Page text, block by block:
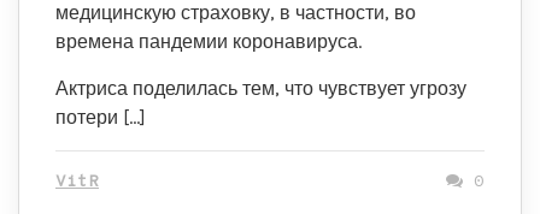
медицинскую страховку, в частности, во
времена пандемии коронавируса.
Актриса поделилась тем, что чувствует угрозу
потери […]
VitR 0